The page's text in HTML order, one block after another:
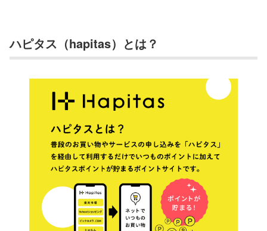
ハピタス（hapitas）とは？